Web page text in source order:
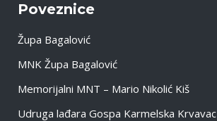
Poveznice
Župa Bagalović
MNK Župa Bagalović
Memorijalni MNT – Mario Nikolić Kiš
Udruga lađara Gospa Karmelska Krvavac